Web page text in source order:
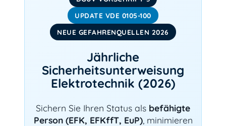
UPDATE VDE 0105-100
NEUE GEFAHRENQUELLEN 2026
Jährliche
Sicherheitsunterweisung
Elektrotechnik (2026)
Sichern Sie Ihren Status als befähigte
Person (EFK, EFKffT, EuP), minimieren